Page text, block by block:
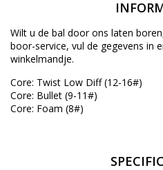
Wilt u de bal door ons laten
boor-service, vul de gegevens in
winkelmandje.
Core: Twist Low Diff (12-16#)
Core: Bullet (9-11#)
Core: Foam (8#)